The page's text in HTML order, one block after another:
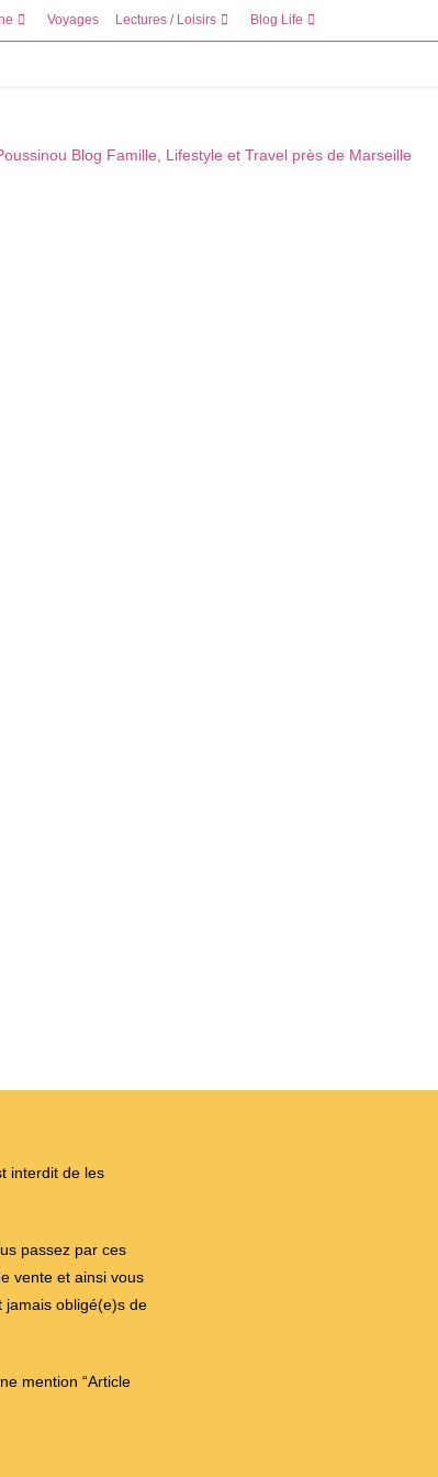
Voyages Lectures / Loisirs Blog Life
interdit de les
passez par ces
vente et ainsi vous
jamais obligé(e)s de
mention “Article